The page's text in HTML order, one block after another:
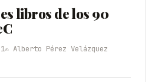
libros de los 90
✍️ Alberto Pérez Velázquez